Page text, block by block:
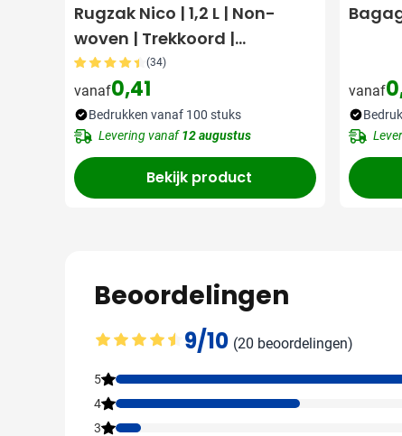
Rugzak Nico | 1,2 L | Non-
woven | Trekkoord |
Lichtgewicht
(34)
vanaf0,41
Bedrukken vanaf 100 stuks
Levering vanaf12 augustus
Bekijk product
vanaf
Beoordelingen
Gemiddelde beoordeling: 9 van 10
9/10 (20 beoordelingen)
5
4
3